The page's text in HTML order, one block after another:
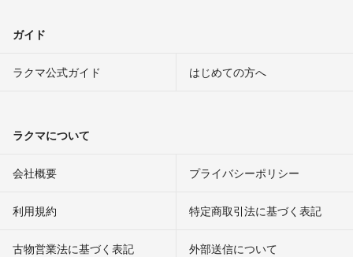
ガイド
ラクマ公式ガイド はじめての方へ
ラクマについて
会社概要 プライバシーポリシー
利用規約 特定商取引法に基づく表記
古物営業法に基づく表記 外部送信について